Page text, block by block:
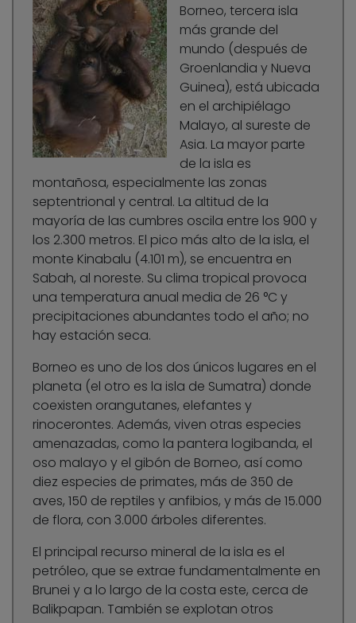
Borneo, tercera isla
más grande del
mundo (después de
Groenlandia y Nueva
Guinea), está ubicada
en el archipiélago
Malayo, al sureste de
Asia. La mayor parte
de la isla es
montañosa, especialmente las zonas
septentrional y central. La altitud de la
mayoría de las cumbres oscila entre los 900 y
los 2.300 metros. El pico más alto de la isla, el
monte Kinabalu (4.101 m), se encuentra en
Sabah, al noreste. Su clima tropical provoca
una temperatura anual media de 26 °C y
precipitaciones abundantes todo el año; no
hay estación seca.
Borneo es uno de los dos únicos lugares en el
planeta (el otro es la isla de Sumatra) donde
coexisten orangutanes, elefantes y
rinocerontes. Además, viven otras especies
amenazadas, como la pantera logibanda, el
oso malayo y el gibón de Borneo, así como
diez especies de primates, más de 350 de
aves, 150 de reptiles y anfibios, y más de 15.000
de flora, con 3.000 árboles diferentes.
El principal recurso mineral de la isla es el
petróleo, que se extrae fundamentalmente en
Brunei y a lo largo de la costa este, cerca de
Balikpapan. También se explotan otros